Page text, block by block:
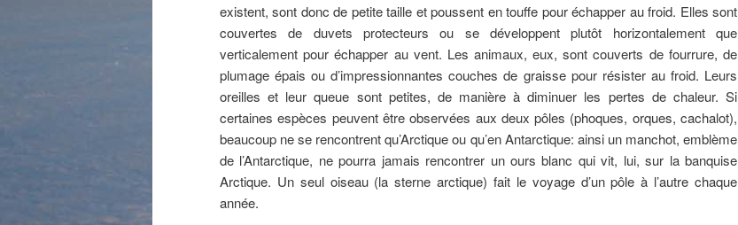
existent, sont donc de petite taille et poussent en touffe pour échapper au froid. Elles sont
couvertes de duvets protecteurs ou se développent plutôt horizontalement que
verticalement pour échapper au vent. Les animaux, eux, sont couverts de fourrure, de
plumage épais ou d’impressionnantes couches de graisse pour résister au froid. Leurs
oreilles et leur queue sont petites, de manière à diminuer les pertes de chaleur. Si
certaines espèces peuvent être observées aux deux pôles (phoques, orques, cachalot),
beaucoup ne se rencontrent qu’Arctique ou qu’en Antarctique: ainsi un manchot, emblème
de l’Antarctique, ne pourra jamais rencontrer un ours blanc qui vit, lui, sur la banquise
Arctique. Un seul oiseau (la sterne arctique) fait le voyage d’un pôle à l’autre chaque
année.